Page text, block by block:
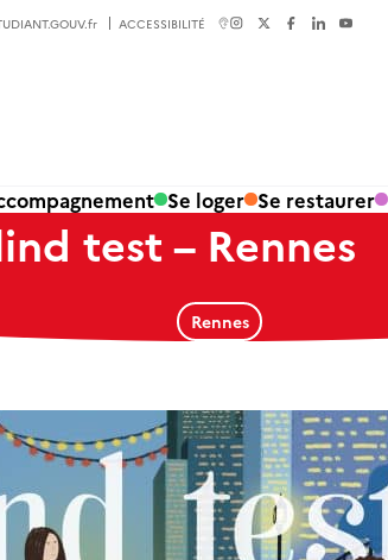
ACCESSIBILITÉ
Se loger Se restaurer
test – Rennes
Rennes